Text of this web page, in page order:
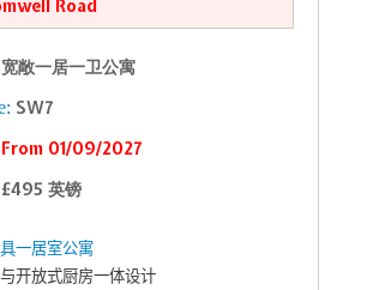
Road
宽敞一居一卫公寓
SW7
From 01/09/2027
£495 英镑
一居室公寓
开放式厨房一体设计